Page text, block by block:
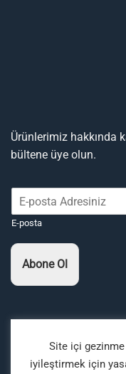
Ürünlerimiz hakkında
bültene üye olun.
E-posta
Abone Ol
Site içi
iyileştirmek için